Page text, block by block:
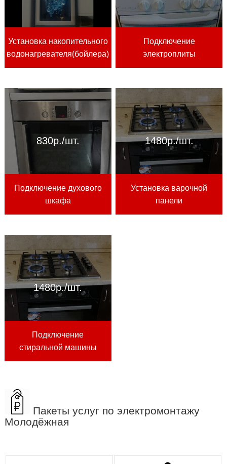
Установка накопительного
водонагревателя(бойлера)
Подключение
электроплиты
830р./шт.
Подключение духового
шкафа
1480р./шт.
Установка варочной
панели
1480р./шт.
Подключение
стиральной машины
Пакеты услуг по электромонтажу
Молодёжная